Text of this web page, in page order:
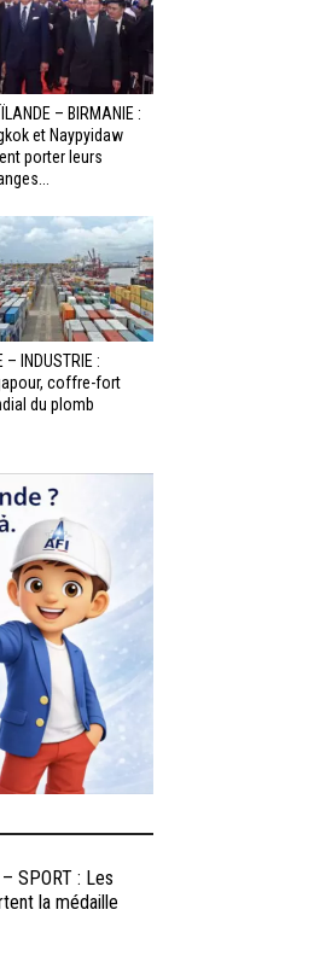
– BIRMANIE :
et Naypyidaw
porter leurs
– INDUSTRIE :
coffre-fort
du plomb
– SPORT : Les
la médaille